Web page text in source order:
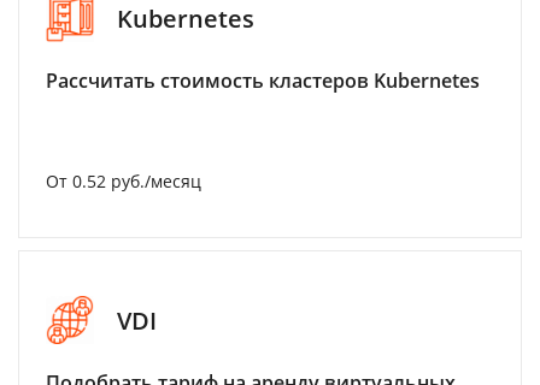
Kubernetes
Рассчитать стоимость кластеров Kubernetes
От 0.52 руб./месяц
VDI